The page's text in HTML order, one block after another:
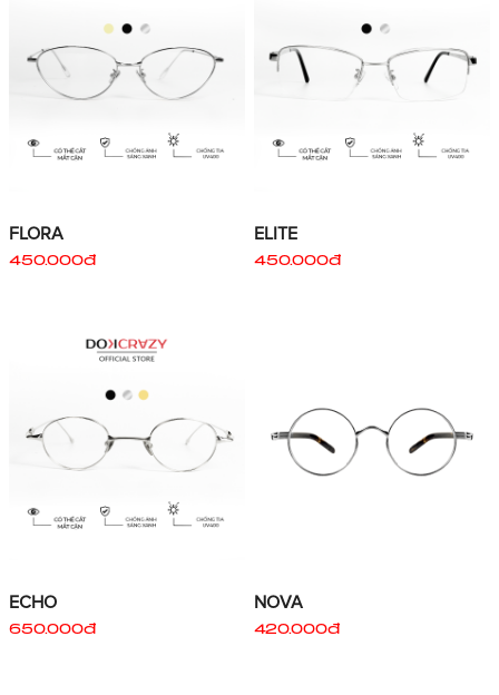
FLORA
450.000đ
ELITE
450.000đ
ECHO
650.000đ
NOVA
420.000đ